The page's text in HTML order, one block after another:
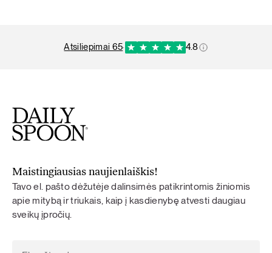
atsiliepimai 65· 4.8
Maistingiausias naujienlaiškis!
Tavo el. pašto dėžutėje dalinsimės patikrintomis žiniomis
apie mitybą ir triukais, kaip į kasdienybę atvesti daugiau
sveikų įpročių.